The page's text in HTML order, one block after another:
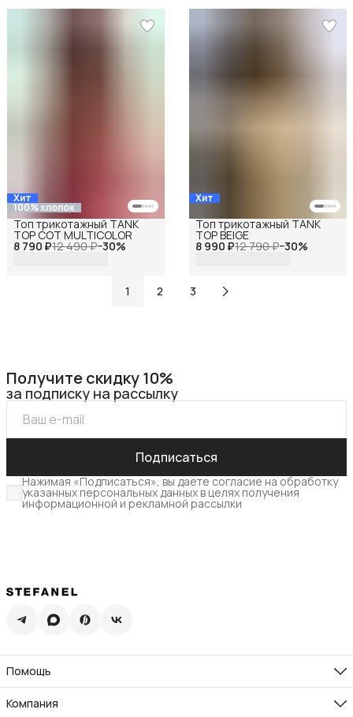
Хит
100% хлопок
8 790 ₽12 490 ₽−30%
Топ трикотажный TANK
TOP COT MULTICOLOR
Хит
8 990 ₽12 790 ₽−30%
Топ трикотажный TANK
TOP BEIGE
1 2 3
Получите скидку 10%
за подписку на рассылку
Подписаться
Нажимая «Подписаться», вы даете согласие на обработку
указанных персональных данных в целях получения
информационной и рекламной рассылки
Помощь
Доставка
Возврат
Компания